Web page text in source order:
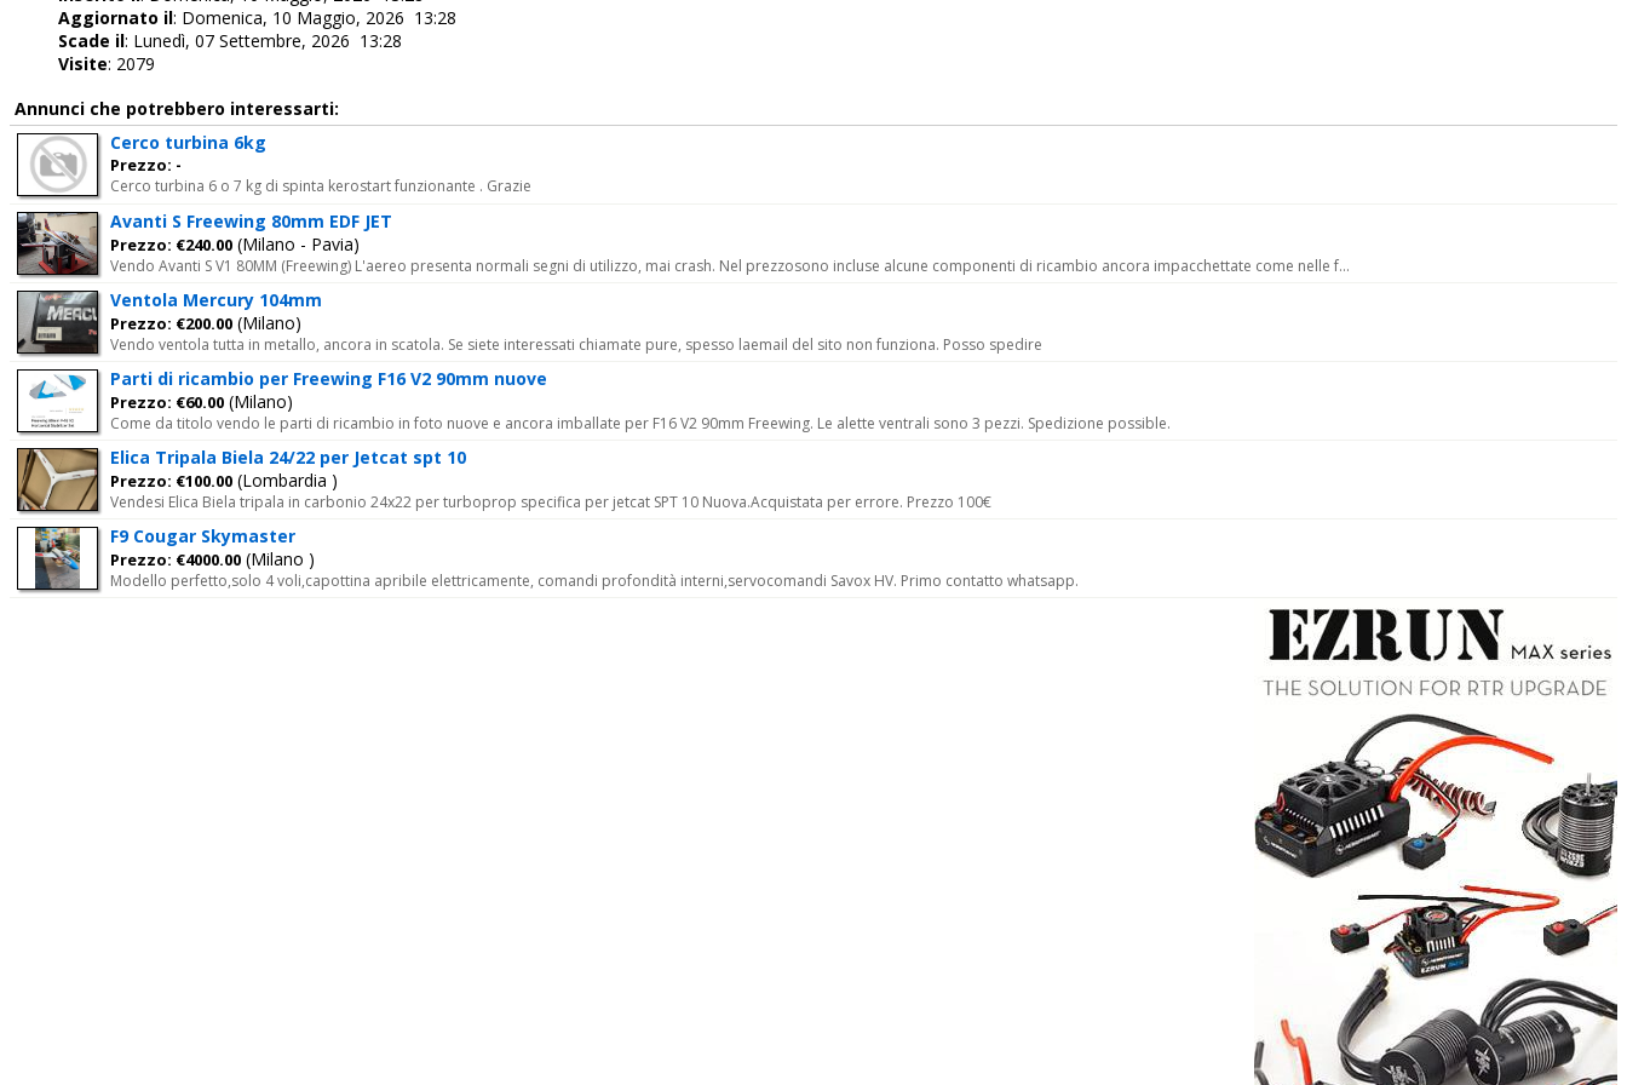
Aggiornato il: Domenica, 10 Maggio, 2026 13:28
Scade il: Lunedì, 07 Settembre, 2026 13:28
Visite: 2079
Annunci che potrebbero interessarti:
Cerco turbina 6kg
Prezzo: -
Cerco turbina 6 o 7 kg di spinta kerostart funzionante . Grazie
Avanti S Freewing 80mm EDF JET
Prezzo: €240.00 (Milano - Pavia)
Vendo Avanti S V1 80MM (Freewing) L'aereo presenta normali segni di utilizzo, mai crash. Nel prezzosono incluse alcune componenti di ricambio ancora impacchettate come nelle f...
Ventola Mercury 104mm
Prezzo: €200.00 (Milano)
Vendo ventola tutta in metallo, ancora in scatola. Se siete interessati chiamate pure, spesso laemail del sito non funziona. Posso spedire
Parti di ricambio per Freewing F16 V2 90mm nuove
Prezzo: €60.00 (Milano)
Come da titolo vendo le parti di ricambio in foto nuove e ancora imballate per F16 V2 90mm Freewing. Le alette ventrali sono 3 pezzi. Spedizione possible.
Elica Tripala Biela 24/22 per Jetcat spt 10
Prezzo: €100.00 (Lombardia )
Vendesi Elica Biela tripala in carbonio 24x22 per turboprop specifica per jetcat SPT 10 Nuova.Acquistata per errore. Prezzo 100€
F9 Cougar Skymaster
Prezzo: €4000.00 (Milano )
Modello perfetto,solo 4 voli,capottina apribile elettricamente, comandi profondità interni,servocomandi Savox HV. Primo contatto whatsapp.